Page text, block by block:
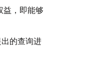
益，即能够
的查询进